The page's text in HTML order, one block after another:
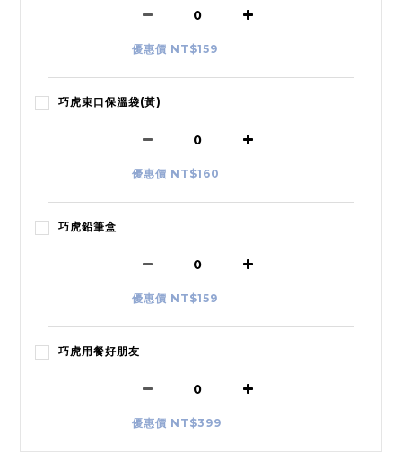
優惠價 NT$159
巧虎束口保溫袋(黃)
優惠價 NT$160
巧虎鉛筆盒
優惠價 NT$159
巧虎用餐好朋友
優惠價 NT$399